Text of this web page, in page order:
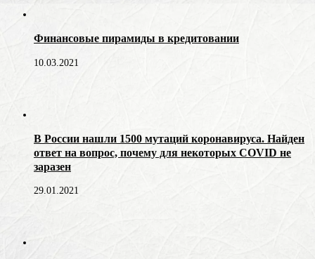
Финансовые пирамиды в кредитовании
10.03.2021
В России нашли 1500 мутаций коронавируса. Найден
ответ на вопрос, почему для некоторых COVID не
заразен
29.01.2021